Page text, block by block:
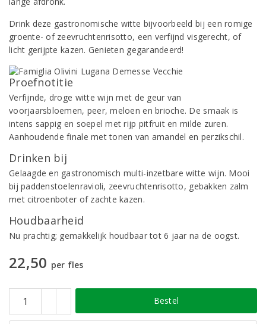
Drink deze gastronomische witte bijvoorbeeld bij een romige
groente- of zeevruchtenrisotto, een verfijnd visgerecht, of
licht gerijpte kazen. Genieten gegarandeerd!
Proefnotitie
Verfijnde, droge witte wijn met de geur van
voorjaarsbloemen, peer, meloen en brioche. De smaak is
intens sappig en soepel met rijp pitfruit en milde zuren.
Aanhoudende finale met tonen van amandel en perzikschil.
Drinken bij
Gelaagde en gastronomisch multi-inzetbare witte wijn. Mooi
bij paddenstoelenravioli, zeevruchtenrisotto, gebakken zalm
met citroenboter of zachte kazen.
Houdbaarheid
Nu prachtig; gemakkelijk houdbaar tot 6 jaar na de oogst.
22,50 per fles
Bestel